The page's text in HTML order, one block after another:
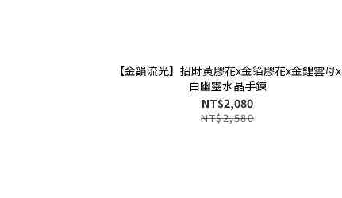
【金韻流光】招財黃膠花x金箔膠花x金鋰雲母x
白幽靈水晶手鍊
NT$2,080
NT$2,580